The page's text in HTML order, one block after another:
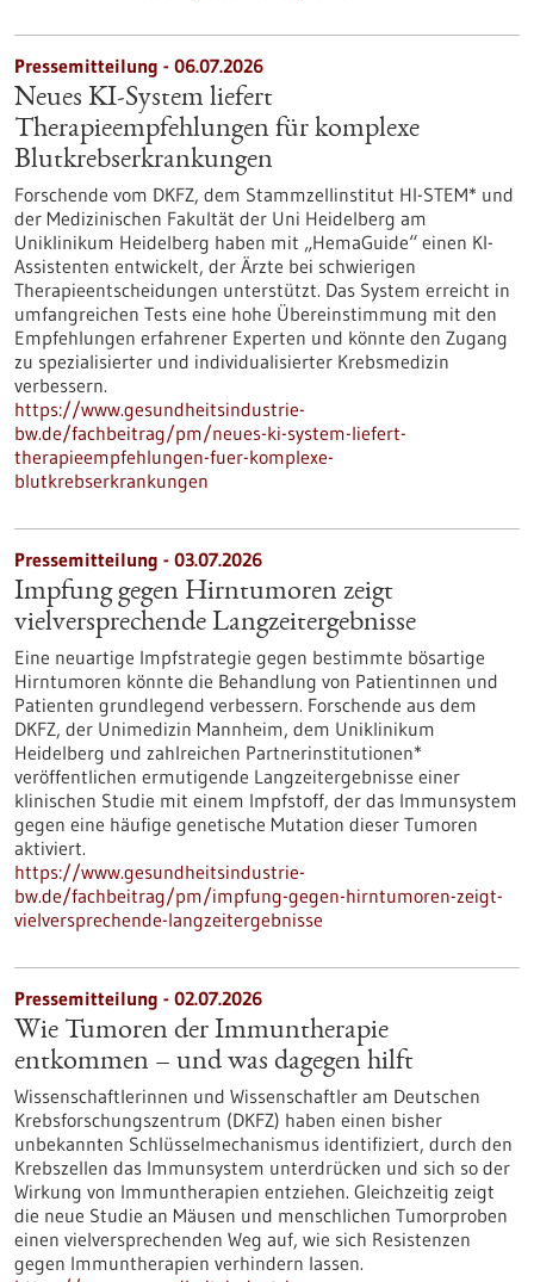
Pressemitteilung - 06.07.2026
Neues KI-System liefert
Therapieempfehlungen für komplexe
Blutkrebserkrankungen
Forschende vom DKFZ, dem Stammzellinstitut HI-STEM* und
der Medizinischen Fakultät der Uni Heidelberg am
Uniklinikum Heidelberg haben mit „HemaGuide“ einen KI-
Assistenten entwickelt, der Ärzte bei schwierigen
Therapieentscheidungen unterstützt. Das System erreicht in
umfangreichen Tests eine hohe Übereinstimmung mit den
Empfehlungen erfahrener Experten und könnte den Zugang
zu spezialisierter und individualisierter Krebsmedizin
verbessern.
https://www.gesundheitsindustrie-
bw.de/fachbeitrag/pm/neues-ki-system-liefert-
therapieempfehlungen-fuer-komplexe-
blutkrebserkrankungen
Pressemitteilung - 03.07.2026
Impfung gegen Hirntumoren zeigt
vielversprechende Langzeitergebnisse
Eine neuartige Impfstrategie gegen bestimmte bösartige
Hirntumoren könnte die Behandlung von Patientinnen und
Patienten grundlegend verbessern. Forschende aus dem
DKFZ, der Unimedizin Mannheim, dem Uniklinikum
Heidelberg und zahlreichen Partnerinstitutionen*
veröffentlichen ermutigende Langzeitergebnisse einer
klinischen Studie mit einem Impfstoff, der das Immunsystem
gegen eine häufige genetische Mutation dieser Tumoren
aktiviert.
https://www.gesundheitsindustrie-
bw.de/fachbeitrag/pm/impfung-gegen-hirntumoren-zeigt-
vielversprechende-langzeitergebnisse
Pressemitteilung - 02.07.2026
Wie Tumoren der Immuntherapie
entkommen – und was dagegen hilft
Wissenschaftlerinnen und Wissenschaftler am Deutschen
Krebsforschungszentrum (DKFZ) haben einen bisher
unbekannten Schlüsselmechanismus identifiziert, durch den
Krebszellen das Immunsystem unterdrücken und sich so der
Wirkung von Immuntherapien entziehen. Gleichzeitig zeigt
die neue Studie an Mäusen und menschlichen Tumorproben
einen vielversprechenden Weg auf, wie sich Resistenzen
gegen Immuntherapien verhindern lassen.